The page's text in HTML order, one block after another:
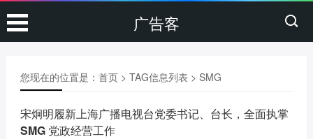
广告客
您现在的位置是： 首页> TAG信息列表 > SMG
宋炯明履新上海广播电视台党委书记、台长，全面执掌
SMG 党政经营工作